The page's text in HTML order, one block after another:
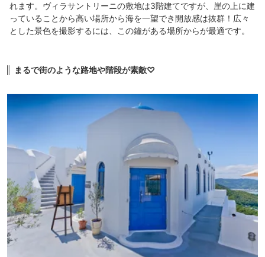
れます。ヴィラサントリーニの敷地は3階建てですが、崖の上に建
っていることから高い場所から海を一望でき開放感は抜群！広々
とした景色を撮影するには、この鐘がある場所からが最適です。
まるで街のような路地や階段が素敵♡